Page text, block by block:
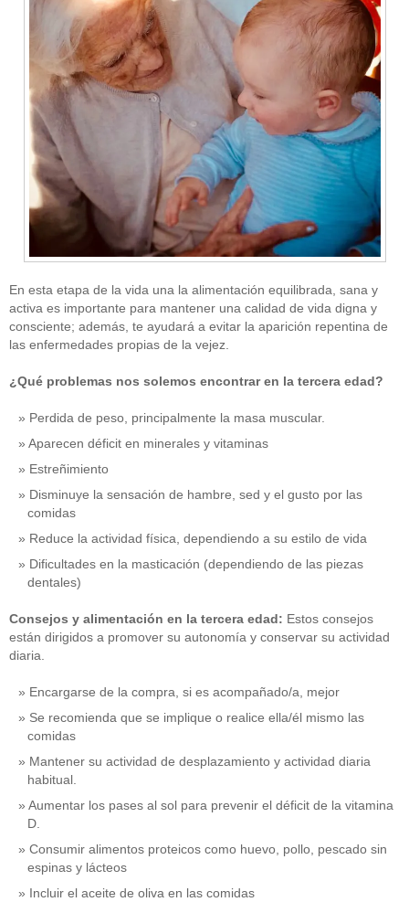
En esta etapa de la vida una la alimentación equilibrada, sana y
activa es importante para mantener una calidad de vida digna y
consciente; además, te ayudará a evitar la aparición repentina de
las enfermedades propias de la vejez.
¿Qué problemas nos solemos encontrar en la tercera edad?
Perdida de peso, principalmente la masa muscular.
Aparecen déficit en minerales y vitaminas
Estreñimiento
Disminuye la sensación de hambre, sed y el gusto por las
comidas
Reduce la actividad física, dependiendo a su estilo de vida
Dificultades en la masticación (dependiendo de las piezas
dentales)
Consejos y alimentación en la tercera edad: Estos consejos
están dirigidos a promover su autonomía y conservar su actividad
diaria.
Encargarse de la compra, si es acompañado/a, mejor
Se recomienda que se implique o realice ella/él mismo las
comidas
Mantener su actividad de desplazamiento y actividad diaria
habitual.
Aumentar los pases al sol para prevenir el déficit de la vitamina
D.
Consumir alimentos proteicos como huevo, pollo, pescado sin
espinas y lácteos
Incluir el aceite de oliva en las comidas